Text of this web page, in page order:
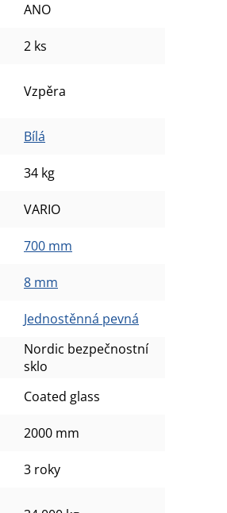
ANO
2 ks
Vzpěra
Bílá
34 kg
VARIO
700 mm
8 mm
Jednostěnná pevná
Nordic bezpečnostní
sklo
Coated glass
2000 mm
3 roky